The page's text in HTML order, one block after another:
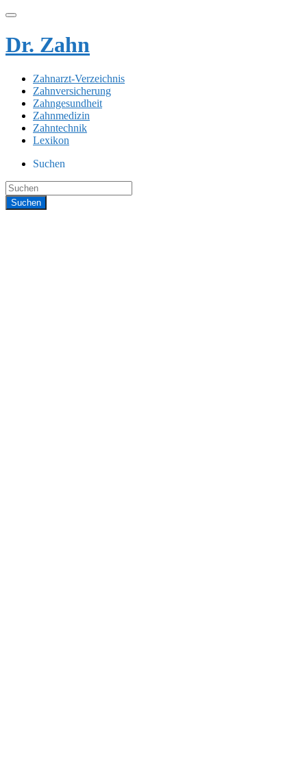
Dr. Zahn
Zahnarzt-Verzeichnis
Zahnversicherung
Zahngesundheit
Zahnmedizin
Zahntechnik
Lexikon
Suchen